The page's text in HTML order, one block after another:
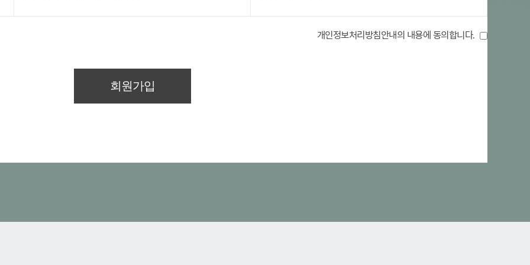
개인정보처리방침안내의 내용에 동의합니다.